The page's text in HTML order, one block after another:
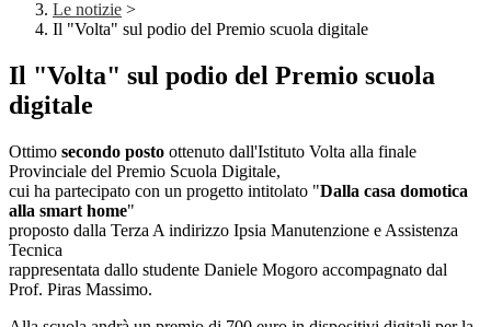
Le notizie >
Il "Volta" sul podio del Premio scuola digitale
Il "Volta" sul podio del Premio scuola
digitale
Ottimo secondo posto ottenuto dall'Istituto Volta alla finale
Provinciale del Premio Scuola Digitale,
cui ha partecipato con un progetto intitolato "Dalla casa domotica
alla smart home"
proposto dalla Terza A indirizzo Ipsia Manutenzione e Assistenza
Tecnica
rappresentata dallo studente Daniele Mogoro accompagnato dal
Prof. Piras Massimo.